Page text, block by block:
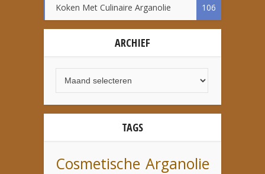
Koken Met Culinaire Arganolie 106
ARCHIEF
TAGS
Cosmetische Arganolie